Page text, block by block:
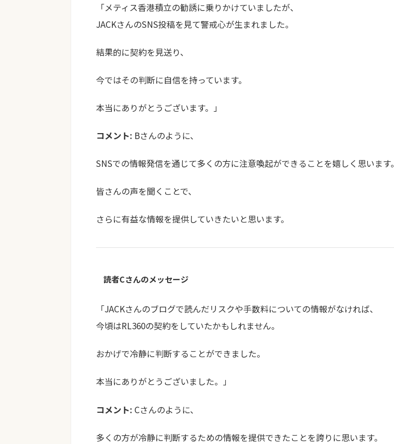
「メティス香港積立の勧誘に乗りかけていましたが、
JACKさんのSNS投稿を見て警戒心が生まれました。
結果的に契約を見送り、
今ではその判断に自信を持っています。
本当にありがとうございます。」
コメント: Bさんのように、
SNSでの情報発信を通じて多くの方に注意喚起ができることを嬉しく思います。
皆さんの声を聞くことで、
さらに有益な情報を提供していきたいと思います。
読者Cさんのメッセージ
「JACKさんのブログで読んだリスクや手数料についての情報がなければ、
今頃はRL360の契約をしていたかもしれません。
おかげで冷静に判断することができました。
本当にありがとうございました。」
コメント: Cさんのように、
多くの方が冷静に判断するための情報を提供できたことを誇りに思います。